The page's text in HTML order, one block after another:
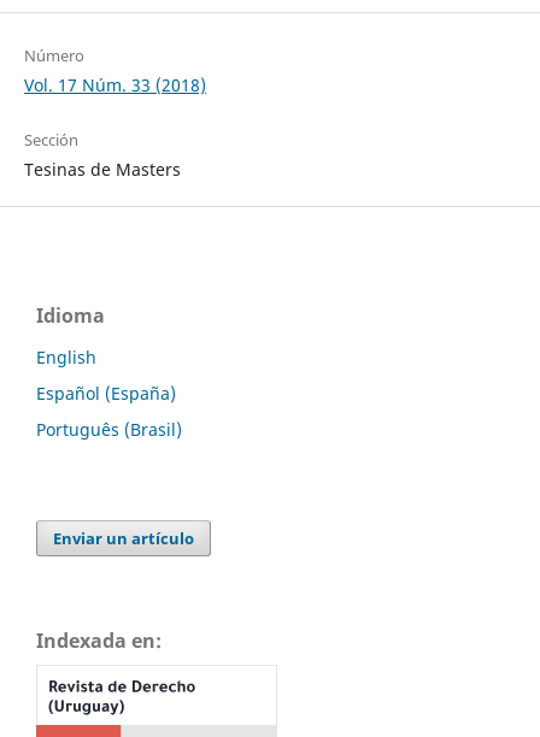
Número
Vol. 17 Núm. 33 (2018)
Sección
Tesinas de Masters
Idioma
English
Español (España)
Português (Brasil)
Enviar un artículo
Indexada en: